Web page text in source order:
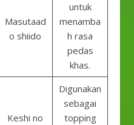
Masutaad
o shiido
untuk
menamba
h rasa
pedas
khas.
Keshi no
Digunakan
sebagai
topping